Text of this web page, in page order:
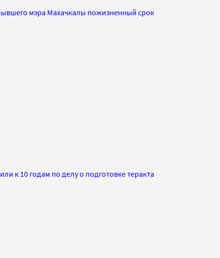
мэра Махачкалы пожизненный срок
к 10 годам по делу о подготовке теракта